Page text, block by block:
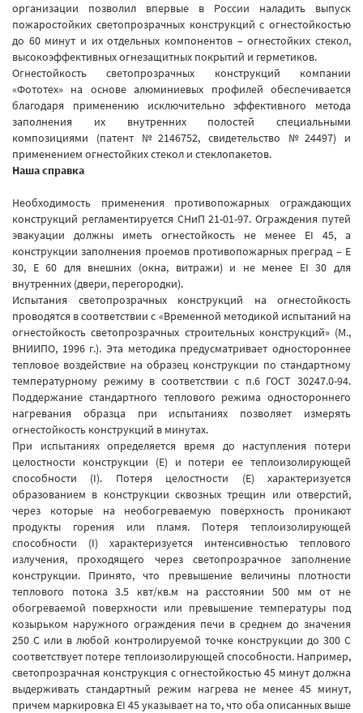
организации позволил впервые в России наладить выпуск
пожаростойких светопрозрачных конструкций с огнестойкостью
до 60 минут и их отдельных компонентов – огнестойких стекол,
высокоэффективных огнезащитных покрытий и герметиков.
Огнестойкость светопрозрачных конструкций компании
«Фототех» на основе алюминиевых профилей обеспечивается
благодаря применению исключительно эффективного метода
заполнения их внутренних полостей специальными
композициями (патент №2146752, свидетельство №24497) и
применением огнестойких стекол и стеклопакетов.
Наша справка
Необходимость применения противопожарных ограждающих
конструкций регламентируется СНиП 21-01-97. Ограждения путей
эвакуации должны иметь огнестойкость не менее ЕI 45, а
конструкции заполнения проемов противопожарных преград – Е
30, Е 60 для внешних (окна, витражи) и не менее ЕI 30 для
внутренних (двери, перегородки).
Испытания светопрозрачных конструкций на огнестойкость
проводятся в соответствии с «Временной методикой испытаний на
огнестойкость светопрозрачных строительных конструкций» (М.,
ВНИИПО, 1996 г.). Эта методика предусматривает одностороннее
тепловое воздействие на образец конструкции по стандартному
температурному режиму в соответствии с п.6 ГОСТ 30247.0-94.
Поддержание стандартного теплового режима одностороннего
нагревания образца при испытаниях позволяет измерять
огнестойкость конструкций в минутах.
При испытаниях определяется время до наступления потери
целостности конструкции (Е) и потери ее теплоизолирующей
способности (I). Потеря целостности (Е) характеризуется
образованием в конструкции сквозных трещин или отверстий,
через которые на необогреваемую поверхность проникают
продукты горения или пламя. Потеря теплоизолирующей
способности (I) характеризуется интенсивностью теплового
излучения, проходящего через светопрозрачное заполнение
конструкции. Принято, что превышение величины плотности
теплового потока 3.5 квт/кв.м на расстоянии 500 мм от не
обогреваемой поверхности или превышение температуры под
козырьком наружного ограждения печи в среднем до значения
250 С или в любой контролируемой точке конструкции до 300 С
соответствует потере теплоизолирующей способности. Например,
светопрозрачная конструкция с огнестойкостью 45 минут должна
выдерживать стандартный режим нагрева не менее 45 минут,
причем маркировка EI 45 указывает на то, что оба описанных выше